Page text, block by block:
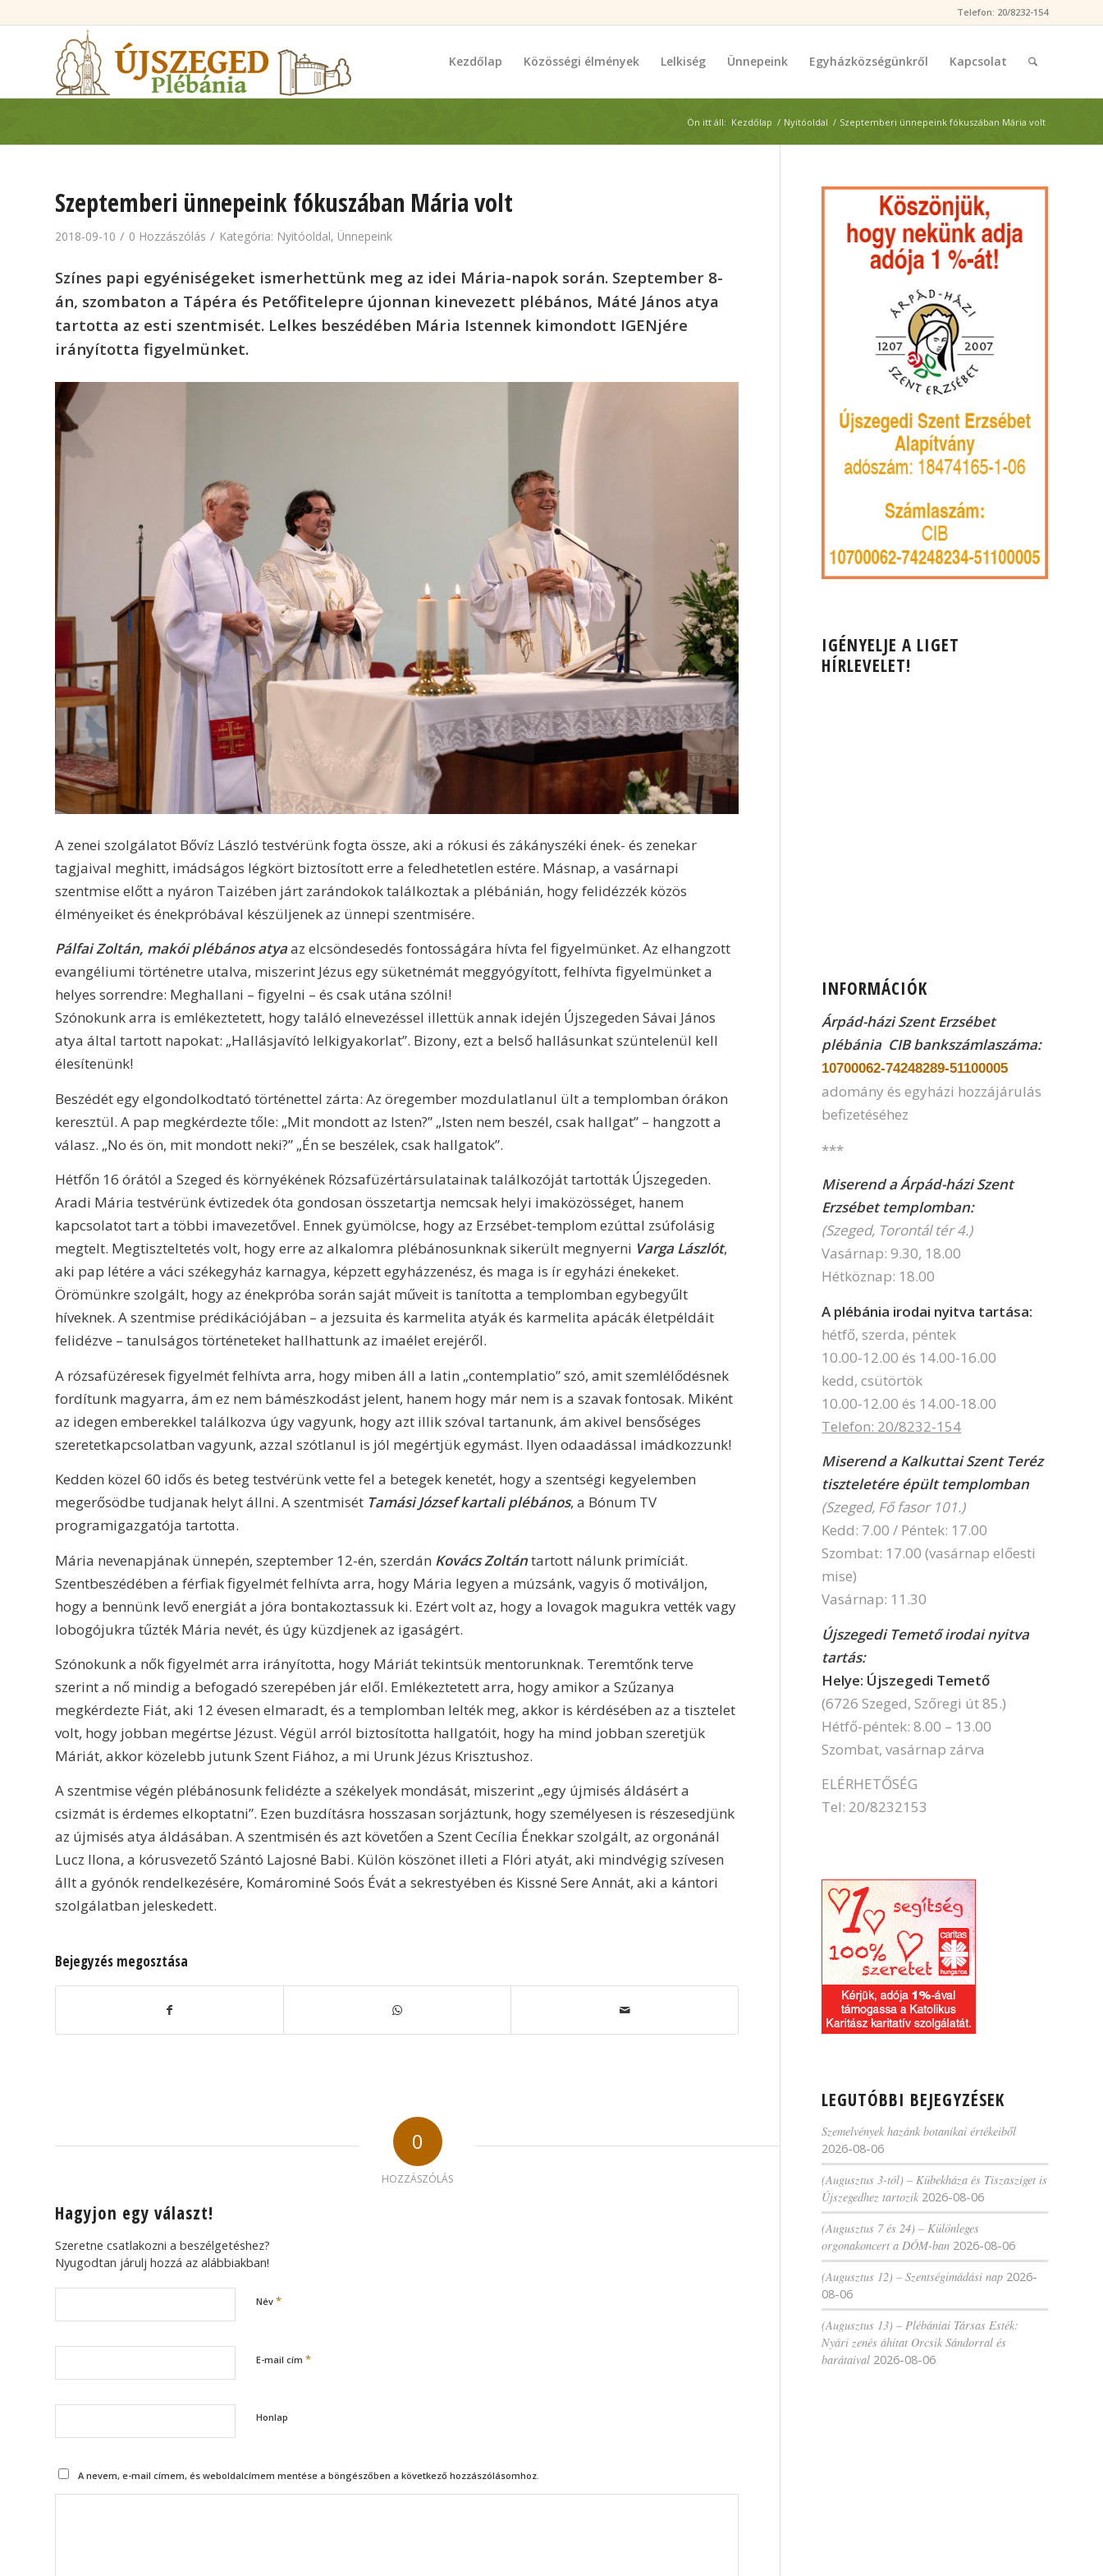
Telefon: 20/8232-154
Kezdőlap Közösségi élmények Lelkiség Ünnepeink Egyházközségünkről Kapcsolat
Ön itt áll: Kezdőlap / Nyitóoldal / Szeptemberi ünnepeink fókuszában Mária volt
Szeptemberi ünnepeink fókuszában Mária volt
2018-09-10 / 0 Hozzászólás / Kategória: Nyitóoldal, Ünnepeink
Színes papi egyéniségeket ismerhettünk meg az idei Mária-napok során. Szeptember 8-
án, szombaton a Tápéra és Petőfitelepre újonnan kinevezett plébános, Máté János atya
tartotta az esti szentmisét. Lelkes beszédében Mária Istennek kimondott IGENjére
irányította figyelmünket.
A zenei szolgálatot Bővíz László testvérünk fogta össze, aki a rókusi és zákányszéki ének- és zenekar
tagjaival meghitt, imádságos légkört biztosított erre a feledhetetlen estére. Másnap, a vasárnapi
szentmise előtt a nyáron Taizében járt zarándokok találkoztak a plébánián, hogy felidézzék közös
élményeiket és énekpróbával készüljenek az ünnepi szentmisére.
Pálfai Zoltán, makói plébános atyaaz elcsöndesedés fontosságára hívta fel figyelmünket. Az elhangzott
evangéliumi történetre utalva, miszerint Jézus egy süketnémát meggyógyított, felhívta figyelmünket a
helyes sorrendre: Meghallani – figyelni – és csak utána szólni!
Szónokunk arra is emlékeztetett, hogy találó elnevezéssel illettük annak idején Újszegeden Sávai János
atya által tartott napokat: „Hallásjavító lelkigyakorlat”. Bizony, ezt a belső hallásunkat szüntelenül kell
élesítenünk!
Beszédét egy elgondolkodtató történettel zárta: Az öregember mozdulatlanul ült a templomban órákon
keresztül. A pap megkérdezte tőle: „Mit mondott az Isten?” „Isten nem beszél, csak hallgat” – hangzott a
válasz. „No és ön, mit mondott neki?” „Én se beszélek, csak hallgatok”.
Hétfőn 16 órától a Szeged és környékének Rózsafüzértársulatainak találkozóját tartották Újszegeden.
Aradi Mária testvérünk évtizedek óta gondosan összetartja nemcsak helyi imaközösséget, hanem
kapcsolatot tart a többi imavezetővel. Ennek gyümölcse, hogy az Erzsébet-templom ezúttal zsúfolásig
megtelt. Megtiszteltetés volt, hogy erre az alkalomra plébánosunknak sikerült megnyerni Varga Lászlót,
aki pap létére a váci székegyház karnagya, képzett egyházzenész, és maga is ír egyházi énekeket.
Örömünkre szolgált, hogy az énekpróba során saját műveit is tanította a templomban egybegyűlt
híveknek. A szentmise prédikációjában – a jezsuita és karmelita atyák és karmelita apácák életpéldáit
felidézve – tanulságos történeteket hallhattunk az imaélet erejéről.
A rózsafüzéresek figyelmét felhívta arra, hogy miben áll a latin „contemplatio” szó, amit szemlélődésnek
fordítunk magyarra, ám ez nem bámészkodást jelent, hanem hogy már nem is a szavak fontosak. Miként
az idegen emberekkel találkozva úgy vagyunk, hogy azt illik szóval tartanunk, ám akivel bensőséges
szeretetkapcsolatban vagyunk, azzal szótlanul is jól megértjük egymást. Ilyen odaadással imádkozzunk!
Kedden közel 60 idős és beteg testvérünk vette fel a betegek kenetét, hogy a szentségi kegyelemben
megerősödbe tudjanak helyt állni. A szentmisét Tamási József kartali plébános, a Bónum TV
programigazgatója tartotta.
Mária nevenapjának ünnepén, szeptember 12-én, szerdán Kovács Zoltántartott nálunk primíciát.
Szentbeszédében a férfiak figyelmét felhívta arra, hogy Mária legyen a múzsánk, vagyis ő motiváljon,
hogy a bennünk levő energiát a jóra bontakoztassuk ki. Ezért volt az, hogy a lovagok magukra vették vagy
lobogójukra tűzték Mária nevét, és úgy küzdjenek az igaságért.
Szónokunk a nők figyelmét arra irányította, hogy Máriát tekintsük mentorunknak. Teremtőnk terve
szerint a nő mindig a befogadó szerepében jár elől. Emlékeztetett arra, hogy amikor a Szűzanya
megkérdezte Fiát, aki 12 évesen elmaradt, és a templomban lelték meg, akkor is kérdésében az a tisztelet
volt, hogy jobban megértse Jézust. Végül arról biztosította hallgatóit, hogy ha mind jobban szeretjük
Máriát, akkor közelebb jutunk Szent Fiához, a mi Urunk Jézus Krisztushoz.
A szentmise végén plébánosunk felidézte a székelyek mondását, miszerint „egy újmisés áldásért a
csizmát is érdemes elkoptatni”. Ezen buzdításra hosszasan sorjáztunk, hogy személyesen is részesedjünk
az újmisés atya áldásában. A szentmisén és azt követően a Szent Cecília Énekkar szolgált, az orgonánál
Lucz Ilona, a kórusvezető Szántó Lajosné Babi. Külön köszönet illeti a Flóri atyát, aki mindvégig szívesen
állt a gyónók rendelkezésére, Komárominé Soós Évát a sekrestyében és Kissné Sere Annát, aki a kántori
szolgálatban jeleskedett.
Bejegyzés megosztása
0
HOZZÁSZÓLÁS
Hagyjon egy választ!
Szeretne csatlakozni a beszélgetéshez?
Nyugodtan járulj hozzá az alábbiakban!
Név *
E-mail cím *
Honlap
A nevem, e-mail címem, és weboldalcímem mentése a böngészőben a következő hozzászólásomhoz.
IGÉNYELJE A LIGET
HÍRLEVELET!
INFORMÁCIÓK
Árpád-házi Szent Erzsébet
plébánia CIBbankszámlaszáma:
10700062-74248289-51100005
adomány és egyházi hozzájárulás
befizetéséhez
***
Miserend a Árpád-házi Szent
Erzsébet templomban:
(Szeged, Torontál tér 4.)
Vasárnap: 9.30, 18.00
Hétköznap: 18.00
A plébánia irodai nyitva tartása:
hétfő, szerda, péntek
10.00-12.00 és 14.00-16.00
kedd, csütörtök
10.00-12.00 és 14.00-18.00
Telefon: 20/8232-154
Miserend a Kalkuttai Szent Teréz
tiszteletére épült templomban
(Szeged, Fő fasor 101.)
Kedd: 7.00 / Péntek: 17.00
Szombat: 17.00 (vasárnap előesti
mise)
Vasárnap: 11.30
Újszegedi Temető irodai nyitva
tartás:
Helye: Újszegedi Temető
(6726 Szeged, Szőregi út 85.)
Hétfő-péntek: 8.00 – 13.00
Szombat, vasárnap zárva
ELÉRHETŐSÉG
Tel: 20/8232153
LEGUTÓBBI BEJEGYZÉSEK
Szemelvények hazánk botanikai értékeiből
2026-08-06
(Augusztus 3-tól) – Kübekháza és Tiszasziget is
Újszegedhez tartozik 2026-08-06
(Augusztus 7 és 24) – Különleges
orgonakoncert a DÓM-ban 2026-08-06
(Augusztus 12) – Szentségimádási nap 2026-
08-06
(Augusztus 13) – Plébániai Társas Esték:
Nyári zenés áhitat Orcsik Sándorral és
barátaival 2026-08-06